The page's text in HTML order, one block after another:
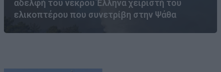
αδελφή του νεκρού Έλληνα χειριστή του
ελικοπτέρου που συνετρίβη στην Ψάθα